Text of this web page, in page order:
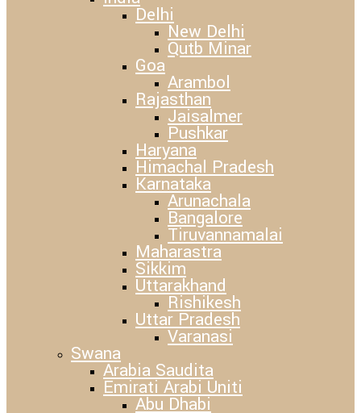
Delhi
New Delhi
Qutb Minar
Goa
Arambol
Rajasthan
Jaisalmer
Pushkar
Haryana
Himachal Pradesh
Karnataka
Arunachala
Bangalore
Tiruvannamalai
Maharastra
Sikkim
Uttarakhand
Rishikesh
Uttar Pradesh
Varanasi
Swana
Arabia Saudita
Emirati Arabi Uniti
Abu Dhabi